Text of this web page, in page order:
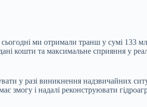
сьогодні ми отримали транш у сумі 133
кошти та максимальне сприяння у
у разі виникнення надзвичайних
змогу і надалі реконструювати